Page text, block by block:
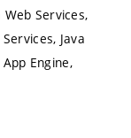
Web Services,
Java
Engine,